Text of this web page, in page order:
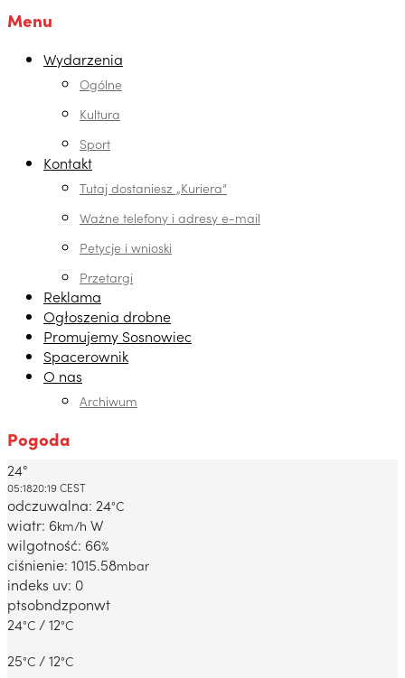
Menu
Wydarzenia
Ogólne
Kultura
Sport
Kontakt
Tutaj dostaniesz „Kuriera”
Ważne telefony i adresy e-mail
Petycje i wnioski
Przetargi
Reklama
Ogłoszenia drobne
Promujemy Sosnowiec
Spacerownik
O nas
Archiwum
Pogoda
Dabrowa Gornicza, PL
24°
05:1820:19 CEST
odczuwalna: 24°C
wiatr: 6km/h W
wilgotność: 66%
ciśnienie: 1015.58mbar
indeks uv: 0
ptsobndzponwt
24°C / 12°C
25°C / 12°C